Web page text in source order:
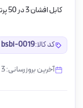
کابل افشان 3 در 50 پرتو الکتریک
کد کالا:bsbi-0019
آخرین بروزرسانی: 3 روز پیش